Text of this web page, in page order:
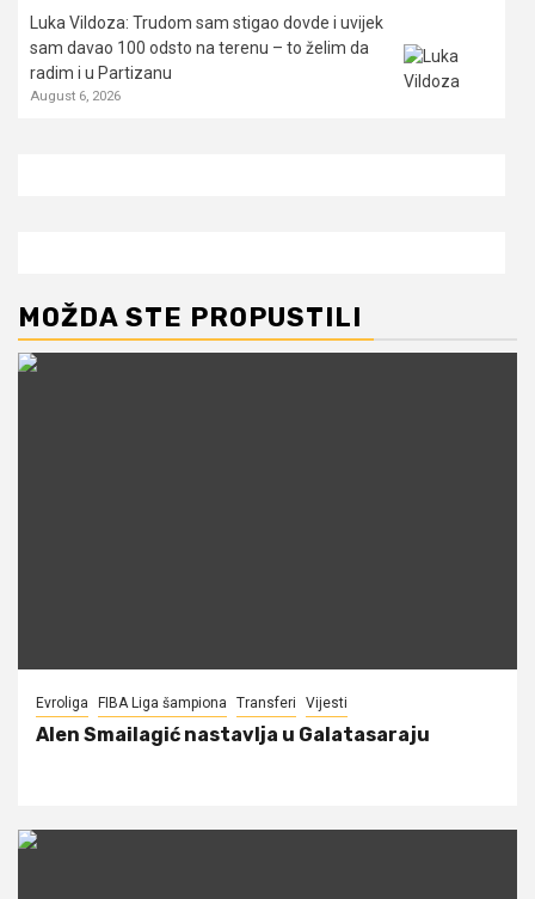
Luka Vildoza: Trudom sam stigao dovde i uvijek
sam davao 100 odsto na terenu – to želim da
radim i u Partizanu
August 6, 2026
MOŽDA STE PROPUSTILI
Evroliga FIBA Liga šampiona Transferi Vijesti
Alen Smailagić nastavlja u Galatasaraju